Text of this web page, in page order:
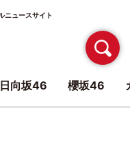
ニュースサイト
日向坂46 櫻坂46